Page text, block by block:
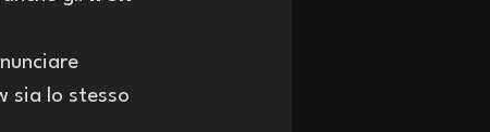
sia lo stesso